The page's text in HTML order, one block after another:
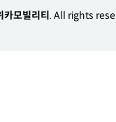
카모빌리티. All rights